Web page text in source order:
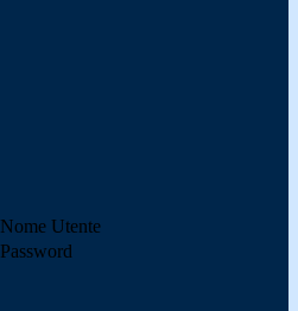
Nome Utente
Password